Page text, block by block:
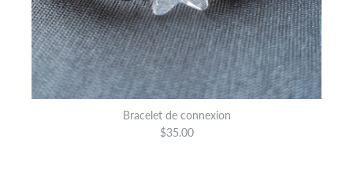
Bracelet de connexion
$35.00